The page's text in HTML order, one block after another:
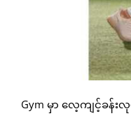
Gym မှာ လေ့ကျင့်ခ